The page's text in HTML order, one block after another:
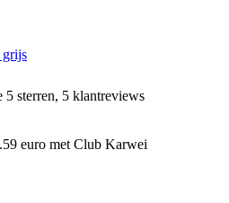
grijs
5 sterren, 5 klantreviews
euro met Club Karwei